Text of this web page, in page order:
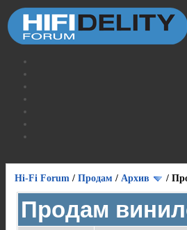
Hi-Fi Forum / Продам / Архив /
Продам